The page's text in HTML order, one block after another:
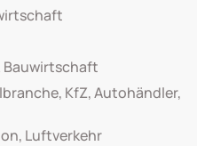
Bauwirtschaft
KfZ, Autohändler,
Luftverkehr